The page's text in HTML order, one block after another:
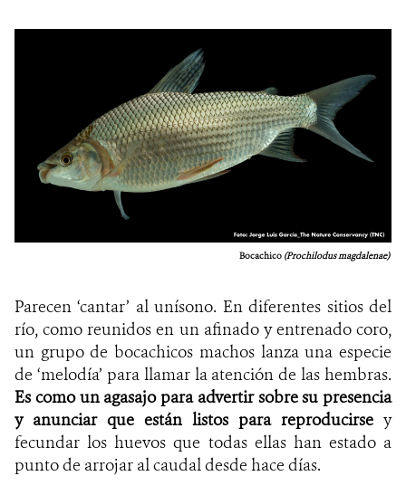
Bocachico (Prochilodus magdalenae)
Parecen ‘cantar’ al unísono. En diferentes sitios del
río, como reunidos en un afinado y entrenado coro,
un grupo de bocachicos machos lanza una especie
de ‘melodía’ para llamar la atención de las hembras.
Es como un agasajo para advertir sobre su presencia
y anunciar que están listos para reproducirse y
fecundar los huevos que todas ellas han estado a
punto de arrojar al caudal desde hace días.